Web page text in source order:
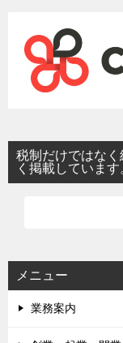
税制だけではな
く掲載していま
メニュー
業務案内